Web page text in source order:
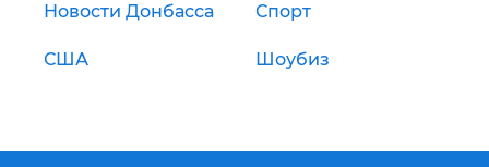
Новости Донбасса Спорт
США Шоубиз